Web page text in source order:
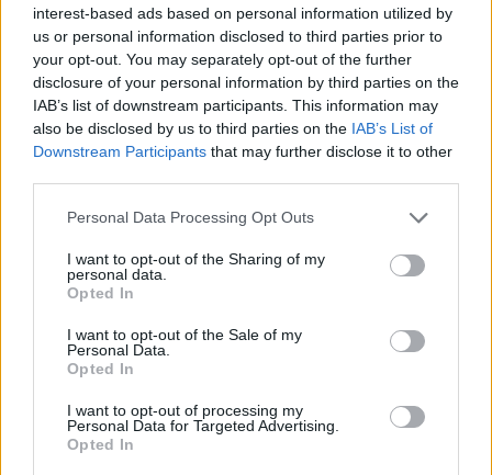
interest-based ads based on personal information utilized by
us or personal information disclosed to third parties prior to
your opt-out. You may separately opt-out of the further
disclosure of your personal information by third parties on the
IAB’s list of downstream participants. This information may
also be disclosed by us to third parties on the IAB’s List of
Downstream Participants that may further disclose it to other
Personal Data Processing Opt Outs
I want to opt-out of the Sharing of my
personal data.
Opted In
I want to opt-out of the Sale of my
Personal Data.
Opted In
I want to opt-out of processing my
Personal Data for Targeted Advertising.
Opted In
Ska bli spännande att visa er sedan.
Hoppas ni får en härlig dag,
Allt gott,
0 17 APRIL, 2019